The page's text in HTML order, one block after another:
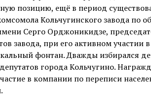
позицию, ещё в период
Кольчугинского завода по
Серго Орджоникидзе,
завода, при его активном участии
фонтан. Дважды избирался
города Кольчугино.
в компании по переписи